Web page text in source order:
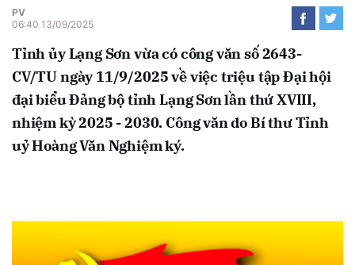
PV
06:40 13/09/2025
Tỉnh ủy Lạng Sơn vừa có công văn số 2643-
CV/TU ngày 11/9/2025 về việc triệu tập Đại hội
đại biểu Đảng bộ tỉnh Lạng Sơn lần thứ XVIII,
nhiệm kỳ 2025 - 2030. Công văn do Bí thư Tỉnh
uỷ Hoàng Văn Nghiệm ký.